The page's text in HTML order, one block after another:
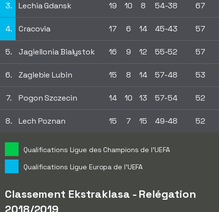
3. Lechia Gdansk 19 10 8 54-38 67
4. Cracovia 17 6 14 45-43 57
5. Jagiellonia Bialystok 16 9 12 55-52 57
6. Zaglebie Lubin 15 8 14 57-48 53
7. Pogon Szczecin 14 10 13 57-54 52
8. Lech Poznan 15 7 15 49-48 52
Qualifications Ligue des Champions de l'UEFA
Qualifications Ligue Europa de l'UEFA
Classement Ekstraklasa - Relégation
2018/2019